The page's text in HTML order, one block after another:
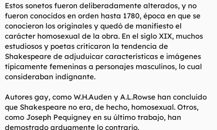
Estos sonetos fueron deliberadamente alterados, y no
fueron conocidos en orden hasta 1780, época en que se
conocieron los originales y quedó de manifiesto el
carácter homosexual de la obra. En el siglo XIX, muchos
estudiosos y poetas criticaron la tendencia de
Shakespeare de adjuduicar características e imágenes
típicamente femeninas a personajes masculinos, lo cual
consideraban indignante.
Autores gay, como W.H.Auden y A.L.Rowse han concluido
que Shakespeare no era, de hecho, homosexual. Otros,
como Joseph Pequigney en su último trabajo, han
demostrado arduamente lo contrario.